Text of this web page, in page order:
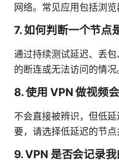
网络。常见应用包括浏览
7. 如何判断一个节点
通过持续测试延迟、丢
的断连或无法访问的情况
8. 使用 VPN 做视频
不会直接被辨识，但低
要，请选择低延迟的节点
9. VPN 是否会记录我